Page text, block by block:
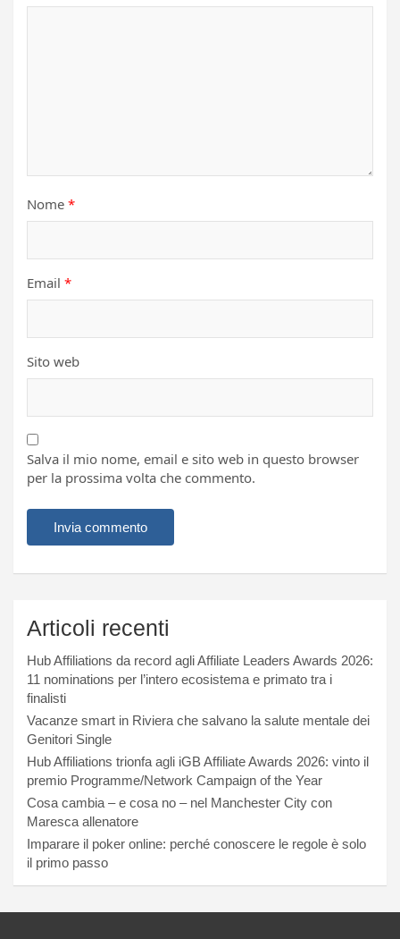
Nome *
Email *
Sito web
Salva il mio nome, email e sito web in questo browser
per la prossima volta che commento.
Articoli recenti
Hub Affiliations da record agli Affiliate Leaders Awards 2026:
11 nominations per l’intero ecosistema e primato tra i
finalisti
Vacanze smart in Riviera che salvano la salute mentale dei
Genitori Single
Hub Affiliations trionfa agli iGB Affiliate Awards 2026: vinto il
premio Programme/Network Campaign of the Year
Cosa cambia – e cosa no – nel Manchester City con
Maresca allenatore
Imparare il poker online: perché conoscere le regole è solo
il primo passo